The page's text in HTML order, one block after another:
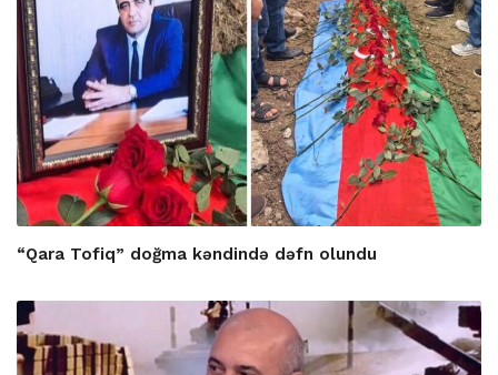
“Qara Tofiq” doğma kəndində dəfn olundu